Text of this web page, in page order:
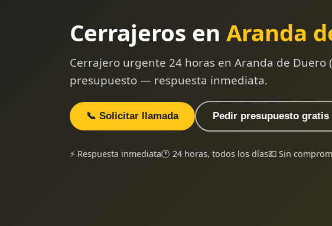
Cerrajeros en Aranda
Cerrajero urgente 24 horas en Aranda de Duero
presupuesto — respuesta inmediata.
📞 Solicitar llamada Pedir presupuesto gratis
⚡ Respuesta inmediata🕐 24 horas, todos los días💶 Sin